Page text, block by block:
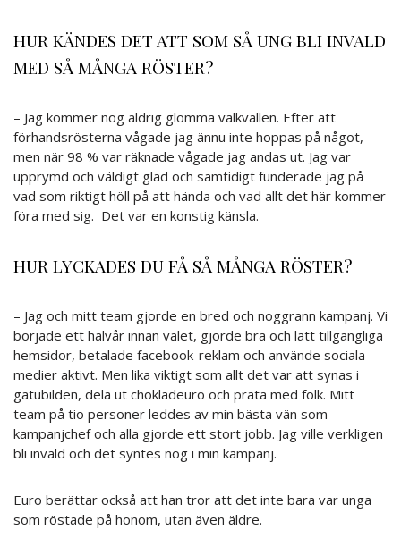
HUR KÄNDES DET ATT SOM SÅ UNG BLI INVALD
MED SÅ MÅNGA RÖSTER?
– Jag kommer nog aldrig glömma valkvällen. Efter att
förhandsrösterna vågade jag ännu inte hoppas på något,
men när 98 % var räknade vågade jag andas ut. Jag var
upprymd och väldigt glad och samtidigt funderade jag på
vad som riktigt höll på att hända och vad allt det här kommer
föra med sig. Det var en konstig känsla.
HUR LYCKADES DU FÅ SÅ MÅNGA RÖSTER?
– Jag och mitt team gjorde en bred och noggrann kampanj. Vi
började ett halvår innan valet, gjorde bra och lätt tillgängliga
hemsidor, betalade facebook-reklam och använde sociala
medier aktivt. Men lika viktigt som allt det var att synas i
gatubilden, dela ut chokladeuro och prata med folk. Mitt
team på tio personer leddes av min bästa vän som
kampanjchef och alla gjorde ett stort jobb. Jag ville verkligen
bli invald och det syntes nog i min kampanj.
Euro berättar också att han tror att det inte bara var unga
som röstade på honom, utan även äldre.